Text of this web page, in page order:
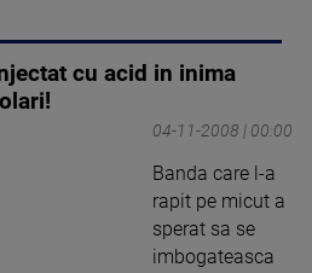
cu acid in inima
04-11-2008 | 00:00
Banda care l-a
rapit pe micut a
sperat sa se
imbogateasca